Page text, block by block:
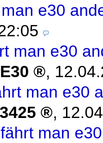
e30
man e30
,
man e30
,
man